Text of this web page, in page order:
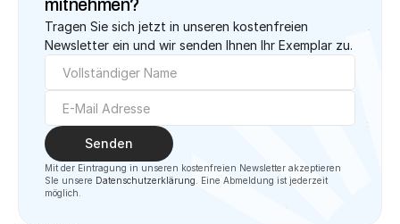
Tragen Sie sich jetzt in unseren kostenfreien
Newsletter ein und wir senden Ihnen Ihr Exemplar zu.
Senden
Mit der Eintragung in unseren kostenfreien Newsletter akzeptieren
SIe unsere Datenschutzerklärung . Eine Abmeldung ist jederzeit
möglich.